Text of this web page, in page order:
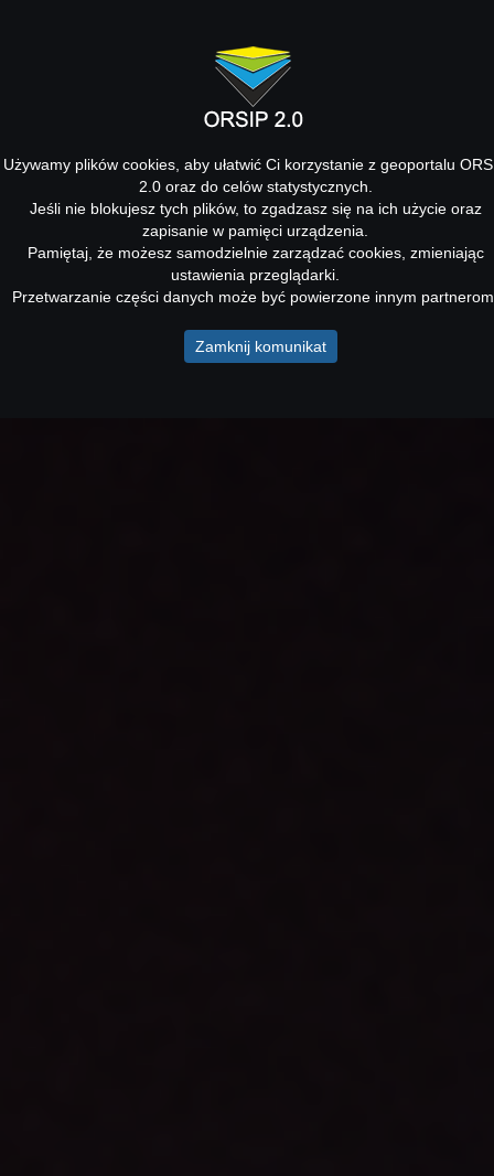
Używamy plików cookies, aby ułatwić Ci korzystanie z geoportalu
2.0 oraz do celów statystycznych.
Jeśli nie blokujesz tych plików, to zgadzasz się na ich użycie oraz
zapisanie w pamięci urządzenia.
Pamiętaj, że możesz samodzielnie zarządzać cookies, zmieniając
ustawienia przeglądarki.
Przetwarzanie części danych może być powierzone innym
Zamknij komunikat